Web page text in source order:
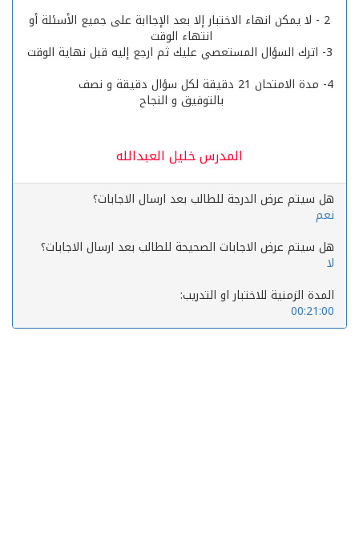
2 - لا يمكن انهاء الاختبار إلا بعد الإجاابة على جميع الأسئلة أو
انتهاء الوقت
3- اترك السؤال المستعصي عليك ثم ارجع إليه قبل نهاية الوقت
4- مدة الامتحان 21 دقيقة لكل سؤال دقيقة و نصف
بالتوفيق و النجاح
المدرس خليل العبدالله
هل سيتم عرض الدرجة للطالب بعد ارسال الاجابات؟
نعم
هل سيتم عرض الاجابات الصحيحة للطالب بعد ارسال الاجابات؟
لا
المدة الزمنية للاختبار او التدريب:
00:21:00